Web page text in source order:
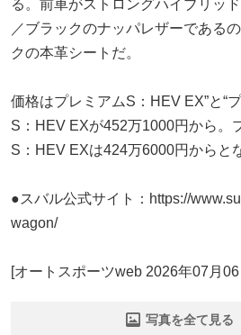
る。前車がストロングハイブリッ
／ブラックのナッパレザーである
クの本革シートだ。
価格はプレミアムS：HEV EX”と“
S：HEV EXが452万1000円から。
S：HEV EXは424万6000円からと
●スバル公式サイト：https://
wagon/
[オートスポーツweb 2026年07月06
写真を全て見る